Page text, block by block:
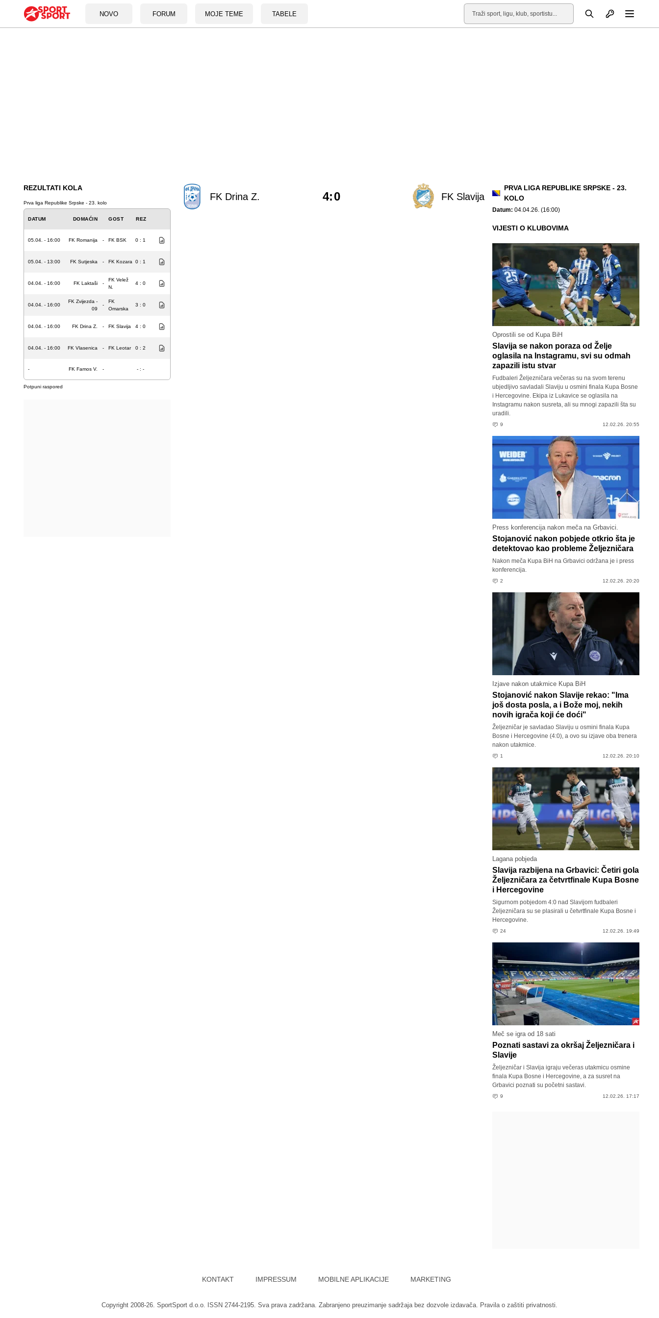
NOVO FORUM MOJE TEME TABELE
Pretraga Otvori profil
REZULTATI KOLA
Prva liga Republike Srpske - 23. kolo
DATUM DOMAĆIN GOST REZ
05.04. - 16:00 FK Romanija - FK BSK 0 : 1
05.04. - 13:00 FK Sutjeska - FK Kozara 0 : 1
04.04. - 16:00 FK Laktaši -
FK Velež
N.
4 : 0
04.04. - 16:00
FK Zvijezda -
09
-
FK
Omarska
3 : 0
04.04. - 16:00 FK Drina Z. - FK Slavija 4 : 0
04.04. - 16:00 FK Vlasenica - FK Leotar 0 : 2
- FK Famos V. - - : -
Potpuni raspored
FK Drina Z. FK Slavija
4:0
PRVA LIGA REPUBLIKE SRPSKE - 23.
KOLO
Datum: 04.04.26. (16:00)
VIJESTI O KLUBOVIMA
Oprostili se od Kupa BiH
Slavija se nakon poraza od Želje
oglasila na Instagramu, svi su odmah
zapazili istu stvar
Fudbaleri Željezničara večeras su na svom terenu
ubjedljivo savladali Slaviju u osmini finala Kupa Bosne
i Hercegovine. Ekipa iz Lukavice se oglasila na
Instagramu nakon susreta, ali su mnogi zapazili šta su
uradili.
9 12.02.26. 20:55
Press konferencija nakon meča na Grbavici.
Stojanović nakon pobjede otkrio šta je
detektovao kao probleme Željezničara
Nakon meča Kupa BiH na Grbavici održana je i press
konferencija.
2 12.02.26. 20:20
Izjave nakon utakmice Kupa BiH
Stojanović nakon Slavije rekao: "Ima
još dosta posla, a i Bože moj, nekih
novih igrača koji će doći"
Željezničar je savladao Slaviju u osmini finala Kupa
Bosne i Hercegovine (4:0), a ovo su izjave oba trenera
nakon utakmice.
1 12.02.26. 20:10
Lagana pobjeda
Slavija razbijena na Grbavici: Četiri gola
Željezničara za četvrtfinale Kupa Bosne
i Hercegovine
Sigurnom pobjedom 4:0 nad Slavijom fudbaleri
Željezničara su se plasirali u četvrtfinale Kupa Bosne i
Hercegovine.
24 12.02.26. 19:49
Meč se igra od 18 sati
Poznati sastavi za okršaj Željezničara i
Slavije
Željezničar i Slavija igraju večeras utakmicu osmine
finala Kupa Bosne i Hercegovine, a za susret na
Grbavici poznati su početni sastavi.
9 12.02.26. 17:17
KONTAKT IMPRESSUM MOBILNE APLIKACIJE MARKETING
Copyright 2008-26. SportSport d.o.o. ISSN 2744-2195. Sva prava zadržana. Zabranjeno preuzimanje sadržaja bez dozvole izdavača. Pravila o zaštiti privatnosti.